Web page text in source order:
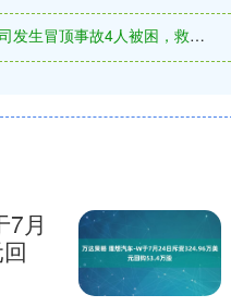
冒顶事故4人被困，救援进行中
7月